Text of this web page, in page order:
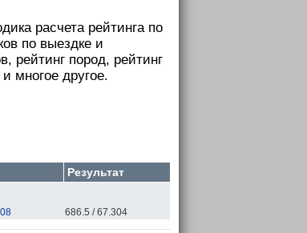
расчета рейтинга по
по выездке и
рейтинг пород, рейтинг
многое другое.
Результат
686.5 / 67.304